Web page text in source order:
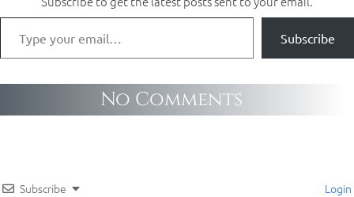
Subscribe
No Comments
Subscribe Login